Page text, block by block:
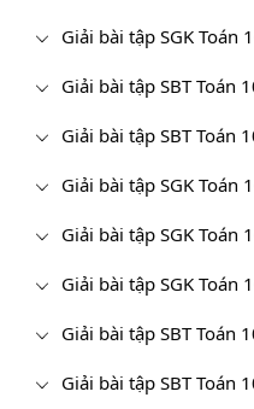
Giải bài tập SGK Toán
Giải bài tập SBT Toán
Giải bài tập SBT Toán
Giải bài tập SGK Toán
Giải bài tập SGK Toán
Giải bài tập SGK Toán
Giải bài tập SBT Toán
Giải bài tập SBT Toán